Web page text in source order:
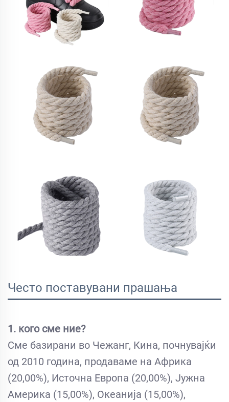
Често поставувани прашања
1. кого сме ние?
Сме базирани во Чежанг, Кина, почнувајќи
од 2010 година, продаваме на Африка
(20,00%), Источна Европа (20,00%), Јужна
Америка (15,00%), Океанија (15,00%),